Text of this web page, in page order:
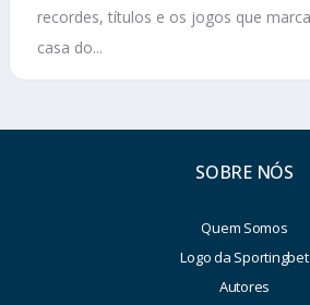
recordes, títulos e os jogos que
casa do...
SOBRE NÓS
Quem Somos
Logo da Sportingbet
Autores